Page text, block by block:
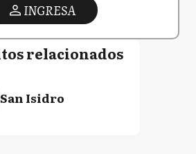
INGRESA
relacionados
San Isidro